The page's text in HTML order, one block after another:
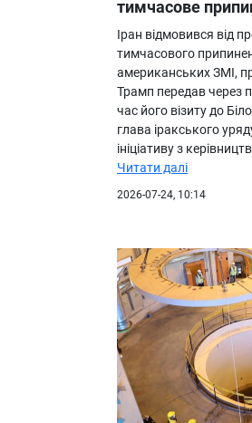
тимчасове
Іран відмовився від
тимчасового
американських ЗМІ,
Трамп передав через
час його візиту до
глава іракського
ініціативу з
Читати далі
2026-07-24, 10:14